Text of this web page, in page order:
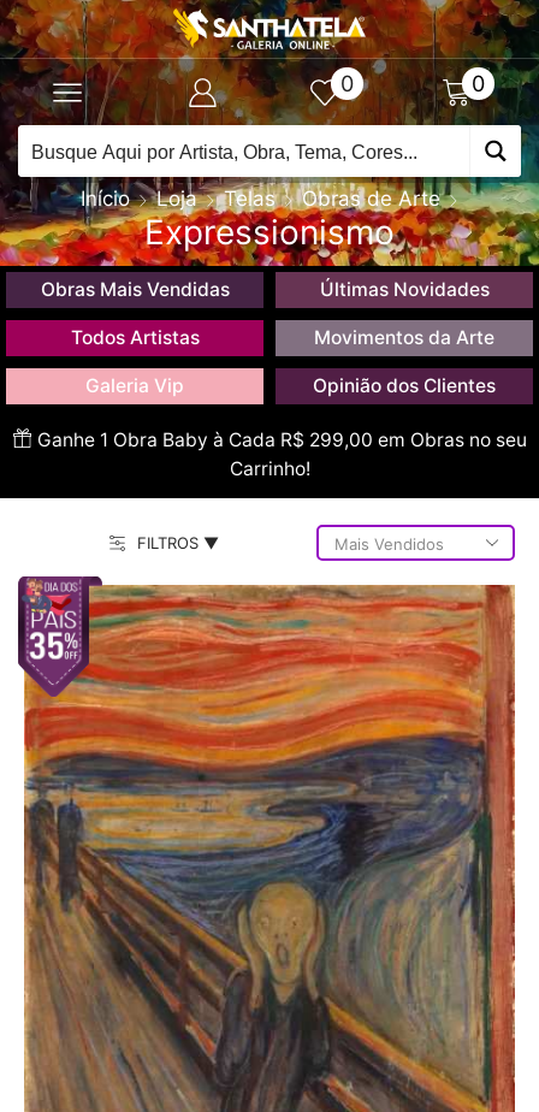
0 0
Início Loja Telas Obras de Arte
Expressionismo
Obras Mais Vendidas Últimas Novidades
Todos Artistas Movimentos da Arte
Galeria Vip Opinião dos Clientes
Ganhe 1 Obra Baby à Cada R$ 299,00 em Obras no seu
Carrinho!
FILTROS ▼